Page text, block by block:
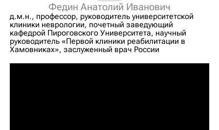
Федин Анатолий Иванович
д.м.н., профессор, руководитель университетской
клиники неврологии, почетный заведующий
кафедрой Пироговского Университета, научный
руководитель «Первой клиники реабилитации в
Хамовниках», заслуженный врач России